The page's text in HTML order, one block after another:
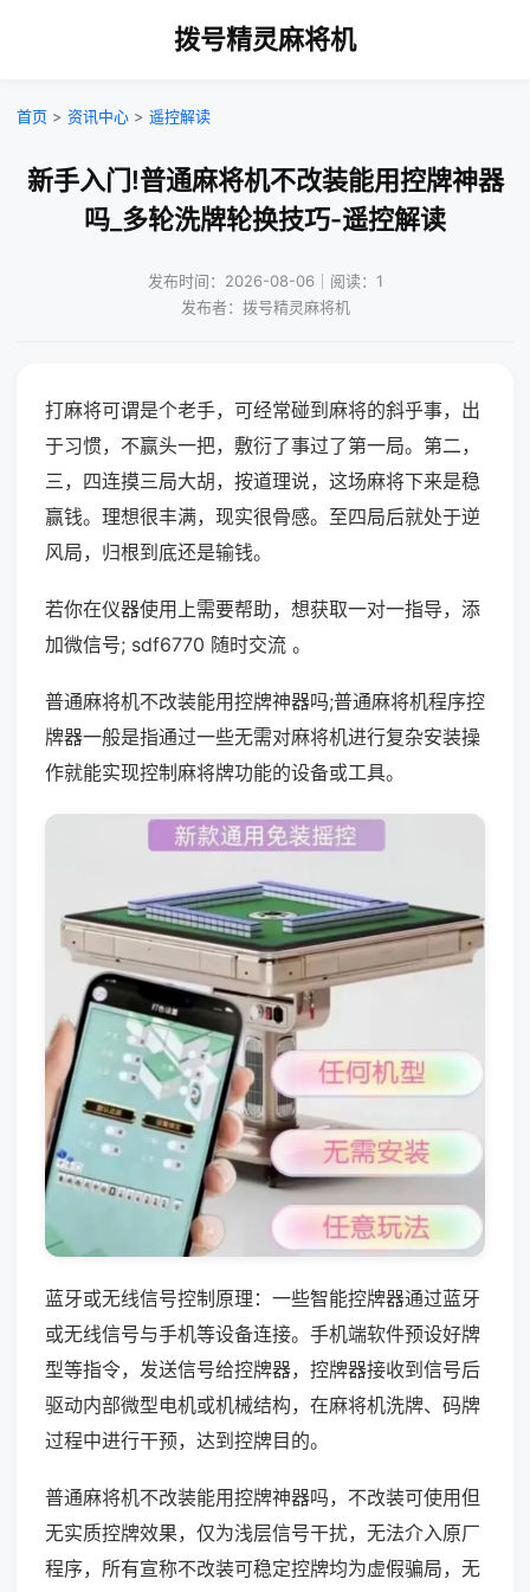
拨号精灵麻将机
首页 > 资讯中心 > 遥控解读
新手入门!普通麻将机不改装能用控牌神器
吗_多轮洗牌轮换技巧-遥控解读
发布时间：2026-08-06｜阅读：1
发布者：拨号精灵麻将机
打麻将可谓是个老手，可经常碰到麻将的斜乎事，出
于习惯，不赢头一把，敷衍了事过了第一局。第二，
三，四连摸三局大胡，按道理说，这场麻将下来是稳
赢钱。理想很丰满，现实很骨感。至四局后就处于逆
风局，归根到底还是输钱。
若你在仪器使用上需要帮助，想获取一对一指导，添
加微信号; sdf6770 随时交流 。
普通麻将机不改装能用控牌神器吗;普通麻将机程序控
牌器一般是指通过一些无需对麻将机进行复杂安装操
作就能实现控制麻将牌功能的设备或工具。
蓝牙或无线信号控制原理：一些智能控牌器通过蓝牙
或无线信号与手机等设备连接。手机端软件预设好牌
型等指令，发送信号给控牌器，控牌器接收到信号后
驱动内部微型电机或机械结构，在麻将机洗牌、码牌
过程中进行干预，达到控牌目的。
普通麻将机不改装能用控牌神器吗，不改装可使用但
无实质控牌效果，仅为浅层信号干扰，无法介入原厂
程序，所有宣称不改装可稳定控牌均为虚假骗局，无